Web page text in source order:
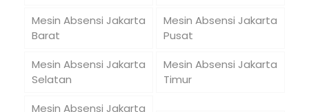
Mesin Absensi Jakarta
Barat
Mesin Absensi Jakarta
Pusat
Mesin Absensi Jakarta
Selatan
Mesin Absensi Jakarta
Timur
Mesin Absensi Jakarta